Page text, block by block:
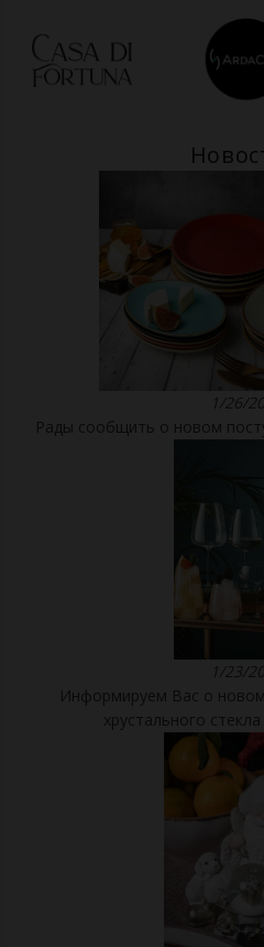
1/26/
Рады сообщить о новом
1/23/
Информируем Вас о
хрустального